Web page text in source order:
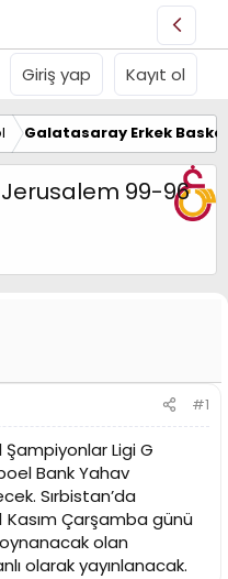
Giriş yap Kayıt ol
Galatasaray Erkek
99-96
#1
Ligi G
Bank Yahav
Sırbistan’da
Kasım Çarşamba günü
olan
olarak yayınlanacak.